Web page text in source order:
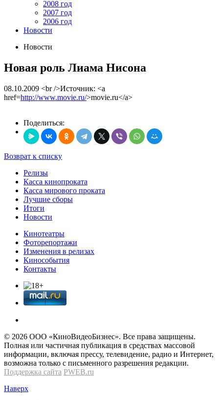
2008 год
2007 год
2006 год
Новости
Новости
Новая роль Лиама Нисона
08.10.2009 <br />Источник: <a
href=http://www.movie.ru/>movie.ru</a>
Поделиться:
Возврат к списку
Релизы
Касса кинопроката
Касса мирового проката
Лучшие сборы
Итоги
Новости
Кинотеатры
Фоторепортажи
Изменения в релизах
Кинособытия
Контакты
© 2026 OOО «КиноВидеоБизнес». Все права защищены.
Полная или частичная публикация в средствах массовой
информации, включая прессу, телевидение, радио и Интернет,
возможна только с письменного разрешения редакции.
Поддержка сайта PWEB.ru
Наверх